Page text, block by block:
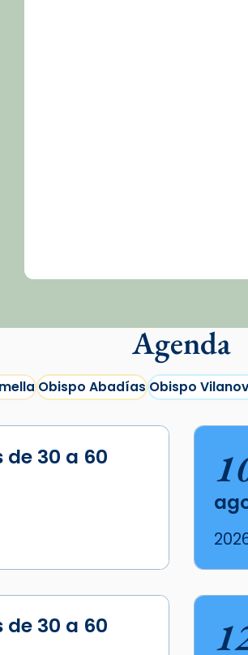
Agenda
Obispo AbadíasObispo
30 a 60
30 a 60